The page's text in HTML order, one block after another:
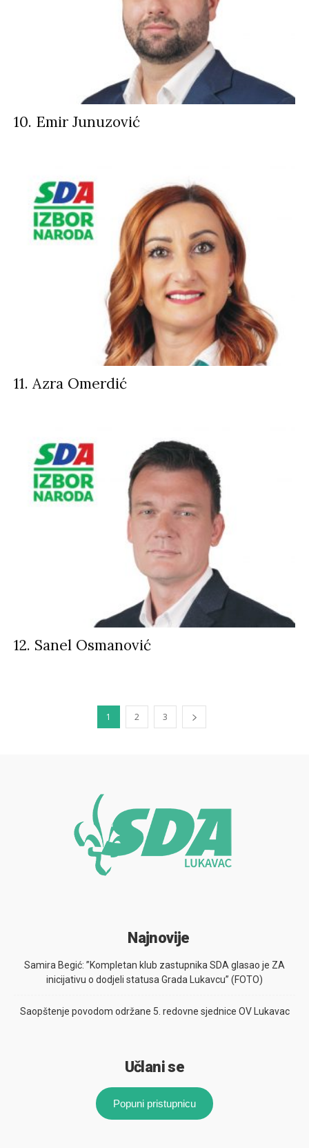
10. Emir Junuzović
11. Azra Omerdić
12. Sanel Osmanović
1 2 3
Najnovije
Samira Begić: ”Kompletan klub zastupnika SDA glasao je ZA
inicijativu o dodjeli statusa Grada Lukavcu” (FOTO)
Saopštenje povodom održane 5. redovne sjednice OV Lukavac
Učlani se
Popuni pristupnicu